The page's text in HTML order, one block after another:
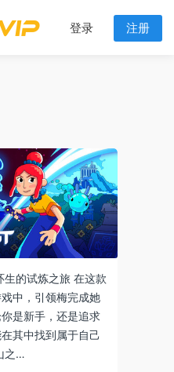
登录 注册
生的试炼之旅 在这款
中，引领梅完成她
是新手，还是追求
其中找到属于自己
之…